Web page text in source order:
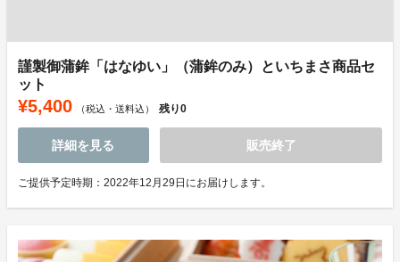
謹製御蒲鉾「はなゆい」（蒲鉾のみ）といちまさ商品セ
ット
¥5,400 （税込・送料込） 残り0
詳細を見る 販売終了
ご提供予定時期：2022年12月29日にお届けします。